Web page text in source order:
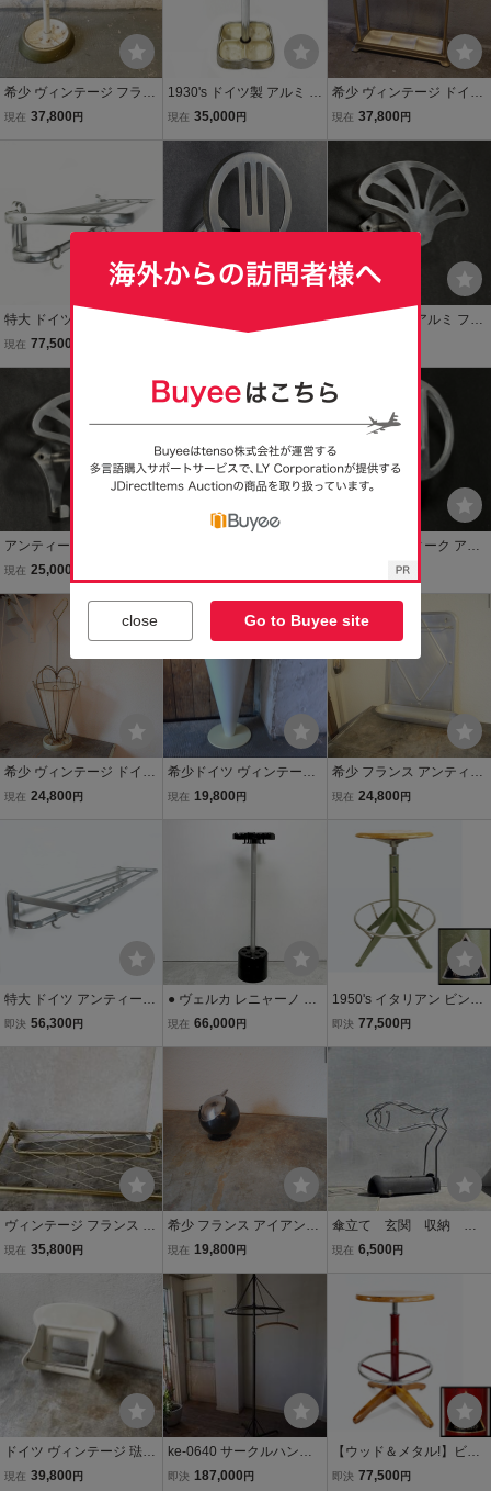
希少 ヴィンテージ フラン
ス アイアン鋳物メタル 傘
現在 37,800 円
1930's ドイツ製 アルミ 傘
立て/モダン/アンティーク/
扉/窓/gras/ライト/ペリア
ン/ビンテージ/ランプ/照
明/ドア
現在 35,000 円
希少 ヴィンテージ ドイツ
アイアン アルミ鋳物製 傘
ストリアル家具ミッドセ
ンチュリー
現在 37,800 円
特大 ドイツ アンティーク
アルミ ハンガー ラック/コ
ウハウス/ビンテージ/ハン
ガー/ハット/ミッドセンチ
ュリー
現在 77,500
アンティーク アルミ フッ
器/バウハウス/ビンテージ/
コート/モダン/ミッドセン
アンティーク アルミ フッ
ウハウス/ビンテージ/モダ
ン/コート/ミッドセンチュ
リー/照明
アンティーク アルミ フッ
ク/ハンガー/ドイツ/ラッ
ク/アールデコ/店舗什器/バ
ウハウス/ビンテージ/コー
ト/モダン/ミッドセンチュ
現在 25,000
ツ/ラック/アールデコ/店舗
什器/バウハウス/ビンテー
ジ/コート/モダン/ミッドセ
ンチュリー
（大）アンティーク アル
ミ フック/ハンガー/ドイ
ツ/ラック/アールデコ/店舗
什器/バウハウス/ビンテー
ジ/コート/ミッドセンチュ
リー/モダン
25,000円
希少 ヴィンテージ ドイツ
鋳物メタルメッシュ製 傘
現在 24,800 円
希少ドイツ ヴィンテージ
Meier Aichenデザイン 傘
スプレイ 店舗什器 ミッド
センチュリー家具 ミニマ
現在 19,800 円
希少 フランス アンティー
ク アルミ製タオルハンガ
キャビネットスペースエ
イジ 古道具ミッドセンチ
ュリー店舗什器
現在 24,800 円
特大 ドイツ アンティーク
アルミ ハンガー ラック/フ
即決 56,300 円
● ヴェルカ レニャーノ Vel
ca Legnano ビンテージ
イタリア
現在 66,000 円
1950's イタリアン ビンテ
ージ スツール/バウハウス/
即決 77,500 円
ヴィンテージ フランス メ
タル アルミ 洋服掛け ハッ
リー店舗什器インダスト
リアルシャビー
現在 35,800 円
希少 フランス アイアンメ
タル 灰皿 アッシュトレイ
ー インダストリアル古道
具 オブジェ 小物置き 家具
店舗什器
現在 19,800 円
傘立て 玄関 収納 家
具 ヴィンテージ イン
現在 6,500 円
ドイツ ヴィンテージ 琺瑯
トイレットペーパーホル
現在 39,800 円
ke-0640 サークルハンガ
ー ラウンドハンガー アイ
即決 187,000 円
【ウッド＆メタル!】ビン
テージ スツール/バウハウ
即決 77,500 円
close Go to Buyee site